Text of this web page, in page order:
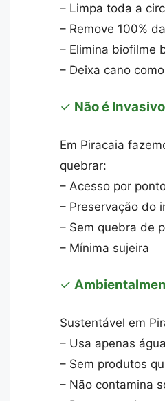
– Limpa toda a
– Remove 100%
– Elimina biofilme
– Deixa cano
✓ Não é Invasivo
Em Piracaia
quebrar:
– Acesso por
– Preservação do
– Sem quebra de
– Mínima sujeira
✓
Sustentável em
– Usa apenas água
– Sem produtos
– Não contamina